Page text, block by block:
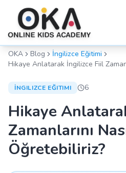
OKA Blog
İngilizce Eğitimi
Hikaye Anlatarak İngilizce Fiil
İNGILIZCE EĞITIMI 6
Hikaye
Zamanlarını
Öğretebiliriz?